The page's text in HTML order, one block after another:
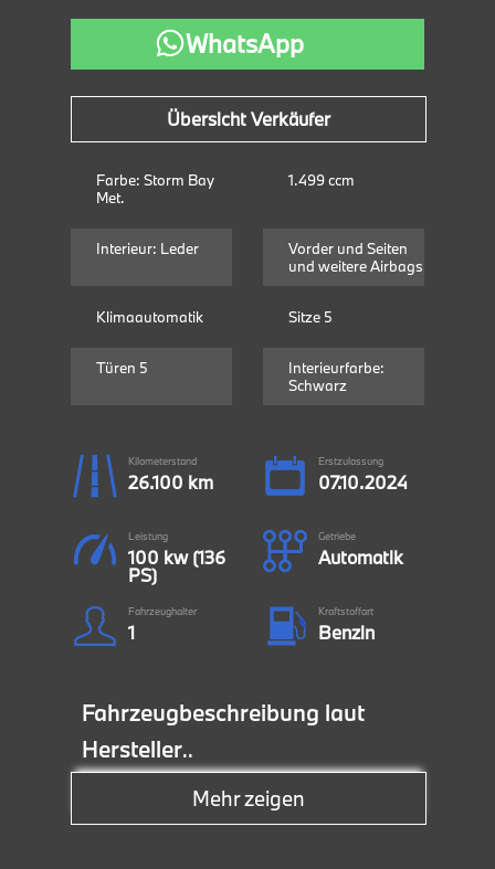
WhatsApp
Übersicht Verkäufer
Kilometerstand
26.100 km
Erstzulassung
07.10.2024
Leistung
100 kw (136
PS)
Getriebe
Automatik
Fahrzeughalter
1
Kraftstoffart
Benzin
Farbe: Storm Bay
Met.
1.499 ccm
Interieur: Leder
Vorder und Seiten
und weitere Airbags
Klimaautomatik Sitze 5
Türen 5
Interieurfarbe:
Schwarz
Fahrzeugbeschreibung laut
Hersteller..
Mehr zeigen